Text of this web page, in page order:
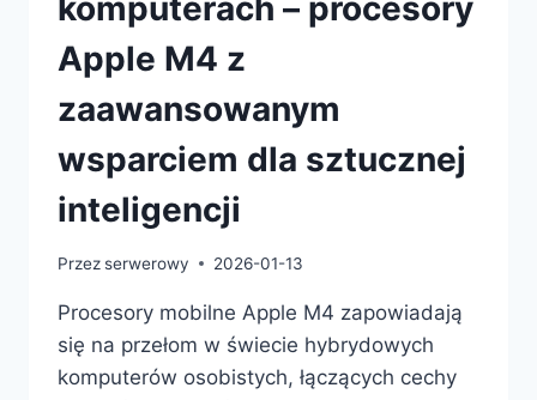
komputerach – procesory
Apple M4 z
zaawansowanym
wsparciem dla sztucznej
inteligencji
Przezserwerowy 2026-01-13
Procesory mobilne Apple M4 zapowiadają
się na przełom w świecie hybrydowych
komputerów osobistych, łączących cechy